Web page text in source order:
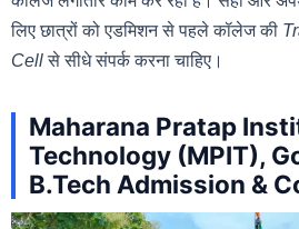
लिए छात्रों को एडमिशन से पहले कॉलेज की
Cellसे सीधे संपर्क करना चाहिए।
Maharana Pratap
Technology (MPIT),
B.Tech Admission &